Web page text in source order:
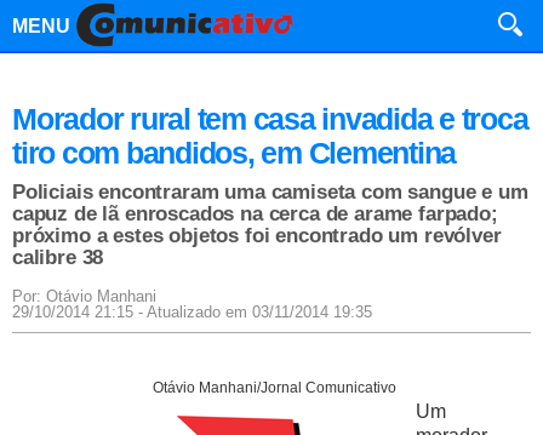
MENU
Morador rural tem casa invadida e troca
tiro com bandidos, em Clementina
Policiais encontraram uma camiseta com sangue e um
capuz de lã enroscados na cerca de arame farpado;
próximo a estes objetos foi encontrado um revólver
calibre 38
Por: Otávio Manhani
29/10/2014 21:15 - Atualizado em 03/11/2014 19:35
Otávio Manhani/Jornal Comunicativo
Um